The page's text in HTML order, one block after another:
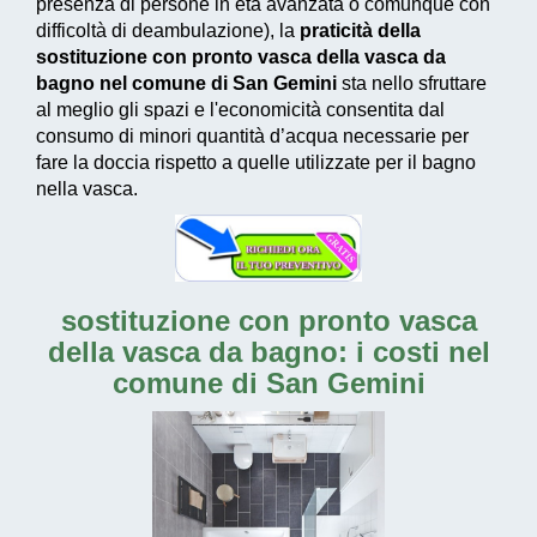
difficoltà di deambulazione), la praticità della
sostituzione con pronto vasca della vasca da
bagno nel comune di San Gemini sta nello sfruttare
al meglio gli spazi e l'economicità consentita dal
consumo di minori quantità d’acqua necessarie per
fare la doccia rispetto a quelle utilizzate per il bagno
nella vasca.
sostituzione con pronto vasca
della vasca da bagno: i costi nel
comune di San Gemini